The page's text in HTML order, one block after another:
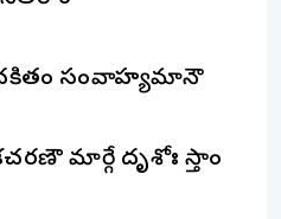
సంవాహ్యమానౌ
మార్గే దృశోః స్తాం